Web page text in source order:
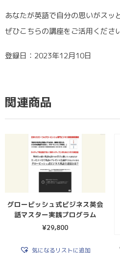
あなたが英語で自分の思いがスッ
ぜひこちらの講座をご活用くださ
登録日：2023年12月10日
関連商品
グロービッシュ式ビジネス英会
話マスター実践プログラム
¥29,800
気になるリストに追加